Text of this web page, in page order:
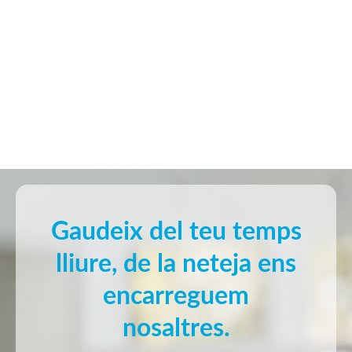
Gaudeix del teu temps
lliure, de la neteja ens
encarreguem
nosaltres.